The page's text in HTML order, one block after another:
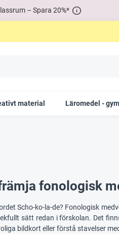
– Spara 20%*
material Läromedel -
fonologisk
Scho-ko-la-de? Fonologisk
sätt redan i förskolan. Det
bildkort eller förstå stavelser